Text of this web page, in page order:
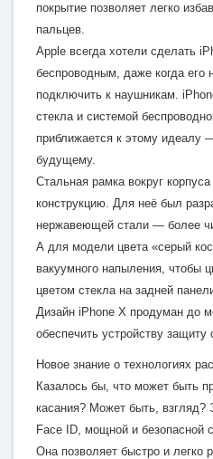
покрытие позволяет легко
пальцев.
Apple всегда хотели сделать
беспроводным, даже когда его
подключить к наушникам.
стекла и системой
приближается к этому идеалу
будущему.
Стальная рамка вокруг
конструкцию. Для неё был
нержавеющей стали — более
А для модели цвета «серый
вакуумного напыления, чтобы
цветом стекла на задней
Дизайн iPhone X продуман до
обеспечить устройству
Новое знание о технологиях
Казалось бы, что может быть
касания? Может быть, взгляд?
Face ID, мощной и безопасной
Она позволяет быстро и легко